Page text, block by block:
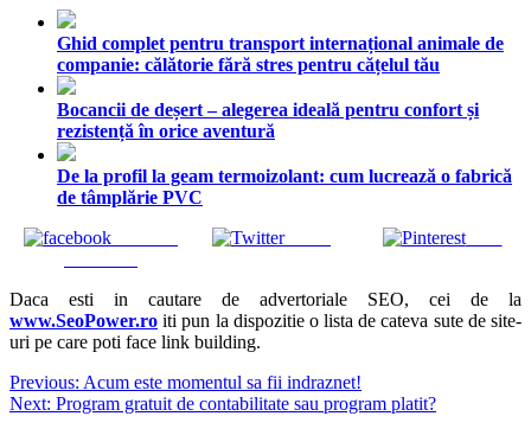
Ghid complet pentru transport internațional animale de
companie: călătorie fără stres pentru cățelul tău
Bocancii de deșert – alegerea ideală pentru confort și
rezistență în orice aventură
De la profil la geam termoizolant: cum lucrează o fabrică
de tâmplărie PVC
Tweet Save
Daca esti in cautare de advertoriale SEO, cei de la
www.SeoPower.ro iti pun la dispozitie o lista de cateva sute de site-
uri pe care poti face link building.
Navigare
în
Previous: Acum este momentul sa fii indraznet!
Next: Program gratuit de contabilitate sau program platit?